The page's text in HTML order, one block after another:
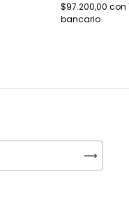
$97.200,00 con
bancario